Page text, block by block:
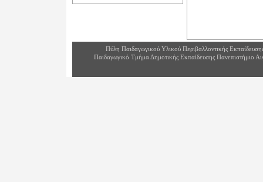
Πύλη Παιδαγωγικού Υλικού Περιβαλλοντικής
Παιδαγωγικό Τμήμα Δημοτικής Εκπαίδευσης Πανεπιστήμιο